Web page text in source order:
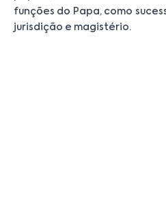
funções do Papa, como
jurisdição e magistério.